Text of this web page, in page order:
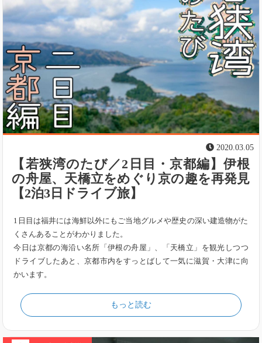
2020.03.05
【若狭湾のたび／2日目・京都編】伊根
の舟屋、天橋立をめぐり京の趣を再発見
【2泊3日ドライブ旅】
1日目は福井には海鮮以外にもご当地グルメや歴史の深い建造物がた
くさんあることがわかりました。
今日は京都の海沿い名所「伊根の舟屋」、「天橋立」を観光しつつ
ドライブしたあと、京都市内をすっとばして一気に滋賀・大津に向
かいます。
もっと読む